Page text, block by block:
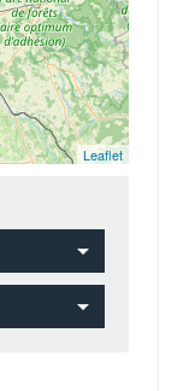
Leaflet